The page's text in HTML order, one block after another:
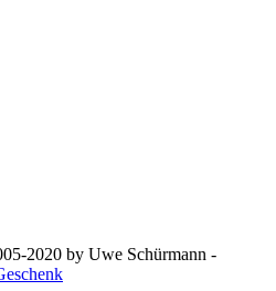
2020 by Uwe Schürmann -